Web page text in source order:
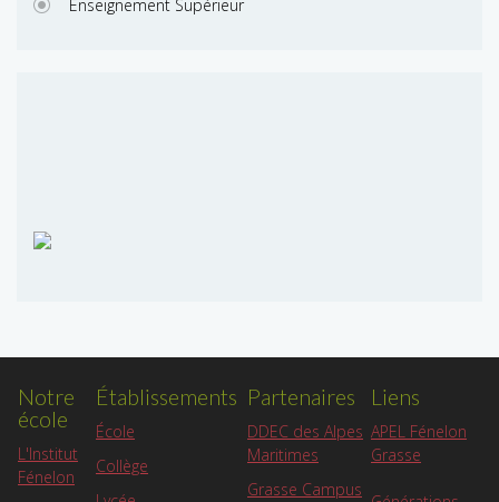
Enseignement Supérieur
Notre
école
L'Institut
Fénelon
Établissements
École
Collège
Partenaires
DDEC des Alpes
Maritimes
Grasse Campus
Liens
APEL Fénelon
Grasse